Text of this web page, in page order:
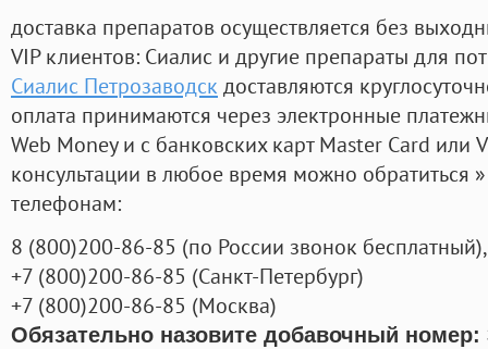
доставка препаратов осуществляется без
VIP клиентов: Сиалис и другие препараты для
Сиалис Петрозаводск доставляются
оплата принимаются через электронные
Web Money и с банковских карт Master Card или
консультации в любое время можно обратиться
телефонам:
8 (800)200-86-85 (по России звонок бесплатный),
+7 (800)200-86-85 (Санкт-Петербург)
+7 (800)200-86-85 (Москва)
Обязательно назовите добавочный номер: